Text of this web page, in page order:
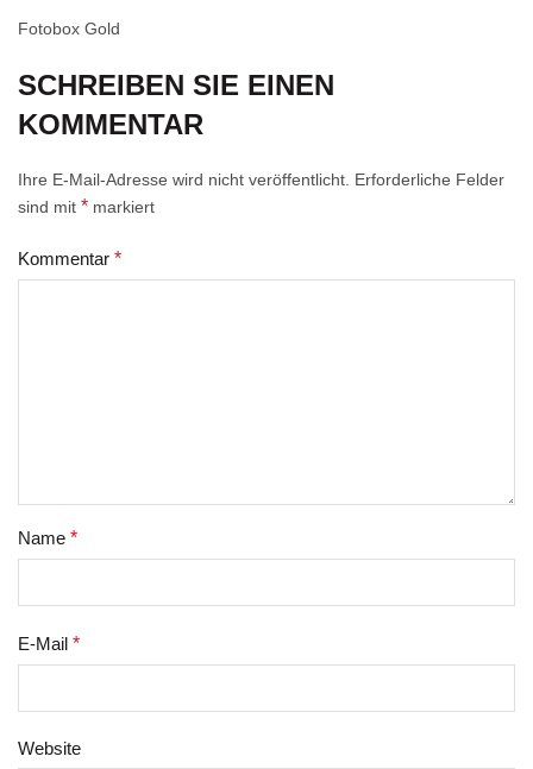
Fotobox Gold
SCHREIBEN SIE EINEN
KOMMENTAR
Ihre E-Mail-Adresse wird nicht veröffentlicht. Erforderliche Felder
sind mit * markiert
Kommentar *
Name *
E-Mail *
Website